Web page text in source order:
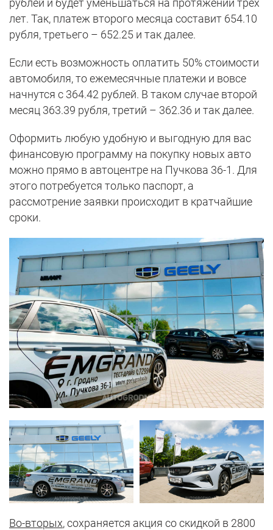
рублей и будет уменьшаться на протяжении трех
лет. Так, платеж второго месяца составит 654.10
рубля, третьего – 652.25 и так далее.
Если есть возможность оплатить 50% стоимости
автомобиля, то ежемесячные платежи и вовсе
начнутся с 364.42 рублей. В таком случае второй
месяц 363.39 рубля, третий – 362.36 и так далее.
Оформить любую удобную и выгодную для вас
финансовую программу на покупку новых авто
можно прямо в автоцентре на Пучкова 36-1. Для
этого потребуется только паспорт, а
рассмотрение заявки происходит в кратчайшие
сроки.
Во-вторых, сохраняется акция со скидкой в 2800